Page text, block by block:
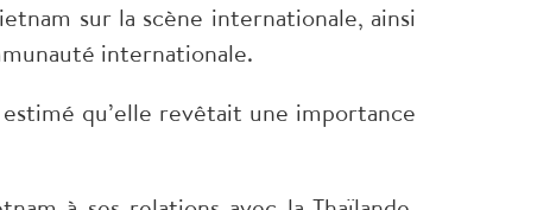
sur la scène internationale, ainsi
internationale.
qu’elle revêtait une importance